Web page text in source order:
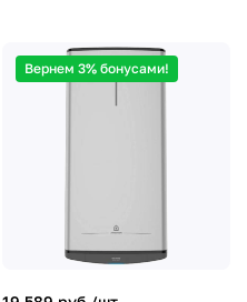
Вернем 3% бонусами!